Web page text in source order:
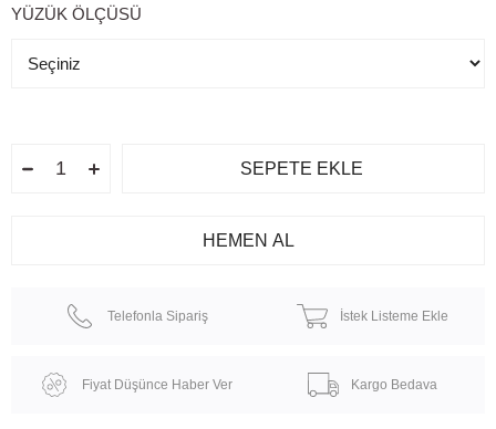
YÜZÜK ÖLÇÜSÜ
Telefonla Sipariş İstek Listeme Ekle
Fiyat Düşünce Haber Ver Kargo Bedava